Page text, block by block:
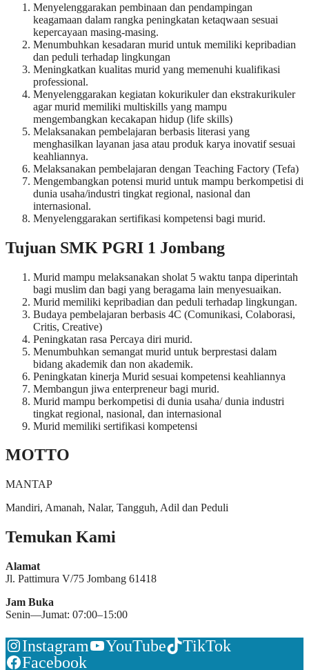
Menyelenggarakan pembinaan dan pendampingan
keagamaan dalam rangka peningkatan ketaqwaan sesuai
kepercayaan masing-masing.
Menumbuhkan kesadaran murid untuk memiliki kepribadian
dan peduli terhadap lingkungan
Meningkatkan kualitas murid yang memenuhi kualifikasi
professional.
Menyelenggarakan kegiatan kokurikuler dan ekstrakurikuler
agar murid memiliki multiskills yang mampu
mengembangkan kecakapan hidup (life skills)
Melaksanakan pembelajaran berbasis literasi yang
menghasilkan layanan jasa atau produk karya inovatif sesuai
keahliannya.
Melaksanakan pembelajaran dengan Teaching Factory (Tefa)
Mengembangkan potensi murid untuk mampu berkompetisi di
dunia usaha/industri tingkat regional, nasional dan
internasional.
Menyelenggarakan sertifikasi kompetensi bagi murid.
Tujuan SMK PGRI 1 Jombang
Murid mampu melaksanakan sholat 5 waktu tanpa diperintah
bagi muslim dan bagi yang beragama lain menyesuaikan.
Murid memiliki kepribadian dan peduli terhadap lingkungan.
Budaya pembelajaran berbasis 4C (Comunikasi, Colaborasi,
Critis, Creative)
Peningkatan rasa Percaya diri murid.
Menumbuhkan semangat murid untuk berprestasi dalam
bidang akademik dan non akademik.
Peningkatan kinerja Murid sesuai kompetensi keahliannya
Membangun jiwa enterpreneur bagi murid.
Murid mampu berkompetisi di dunia usaha/ dunia industri
tingkat regional, nasional, dan internasional
Murid memiliki sertifikasi kompetensi
MOTTO
MANTAP
Mandiri, Amanah, Nalar, Tangguh, Adil dan Peduli
Temukan Kami
Alamat
Jl. Pattimura V/75 Jombang 61418
Jam Buka
Senin—Jumat: 07:00–15:00
Instagram YouTube
TikTok
Facebook